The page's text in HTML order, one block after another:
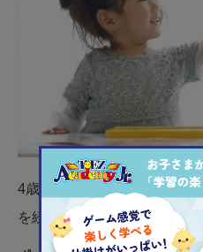
4歳児に勉強を教えるときイ
を続けるにはコツがあります